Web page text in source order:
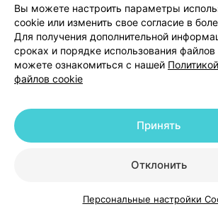
КаталогКорзинаИзбранное
Размещение рекламы
Вы можете настроить параметры
cookie или изменить свое согласие в
Для получения дополнительной
сроках и порядке использования
можете ознакомиться с нашей
файлов cookie
Отклонить
Принять
Персональные настройки